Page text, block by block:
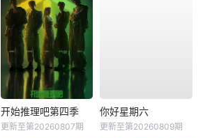
开始推理吧第四季
更新至第20260807期
你好星期六
更新至第20260809期